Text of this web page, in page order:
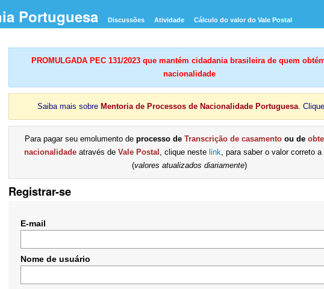
Portuguesa Discussões Atividade Cálculo do valor do Vale Postal
PROMULGADA PEC 131/2023 que mantém cidadania brasileira de quem
nacionalidade
Saiba mais sobre Mentoria de Processos de Nacionalidade Portuguesa. Clique
Para pagar seu emolumento de processo de Transcrição de casamento ou de
nacionalidade através de Vale Postal , clique neste link, para saber o valor correto a
(valores atualizados diariamente)
Registrar-se
E-mail
Nome de usuário